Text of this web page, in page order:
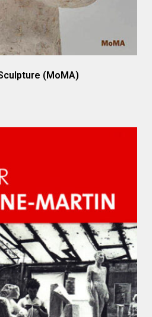
(MoMA)